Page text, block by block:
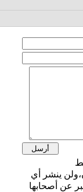
ينشر أي
عن أصحابها